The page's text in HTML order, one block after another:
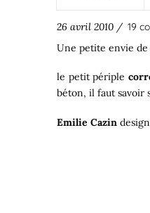
26 avril 2010 / 19
Une petite envie
le petit périple
béton, il faut savoir
Emilie Cazin